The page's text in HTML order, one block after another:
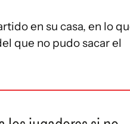
en su casa, en lo
que no pudo sacar el